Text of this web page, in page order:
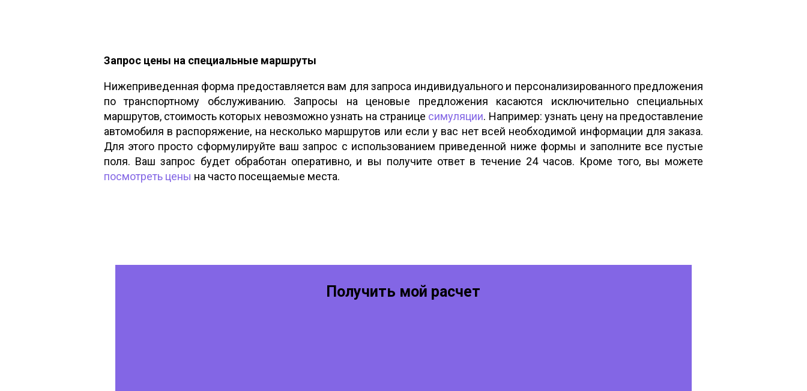
Запрос цены на специальные маршруты
Нижеприведенная форма предоставляется вам для запроса индивидуального и персонализированного предложения
по транспортному обслуживанию. Запросы на ценовые предложения касаются исключительно специальных
маршрутов, стоимость которых невозможно узнать на странице симуляции. Например: узнать цену на предоставление
автомобиля в распоряжение, на несколько маршрутов или если у вас нет всей необходимой информации для заказа.
Для этого просто сформулируйте ваш запрос с использованием приведенной ниже формы и заполните все пустые
поля. Ваш запрос будет обработан оперативно, и вы получите ответ в течение 24 часов. Кроме того, вы можете
посмотреть цены на часто посещаемые места.
Получить мой расчет